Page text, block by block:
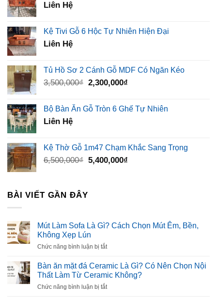
Liên Hệ
Kệ Tivi Gỗ 6 Hộc Tự Nhiên Hiện Đại
Liên Hệ
Tủ Hồ Sơ 2 Cánh Gỗ MDF Có Ngăn Kéo
3,500,000₫ Giá
là:
3,500,000₫.
2,300,000₫
tại
là:
Bộ Bàn Ăn Gỗ Tròn 6 Ghế Tự Nhiên
Liên Hệ
Kệ Thờ Gỗ 1m47 Chạm Khắc Sang Trọng
6,500,000₫ Giá
5,400,000₫
BÀI VIẾT GẦN ĐÂY
Mút Làm Sofa Là Gì? Cách Chọn Mút Êm, Bền,
Không Xẹp Lún
Chức năng bình luận bị tắtở
Làm
Sofa
Gì?
Bàn ăn mặt đá Ceramic Là Gì? Có Nên Chọn Nội
Thất Làm Từ Ceramic Không?
Chức năng bình luận bị tắtở